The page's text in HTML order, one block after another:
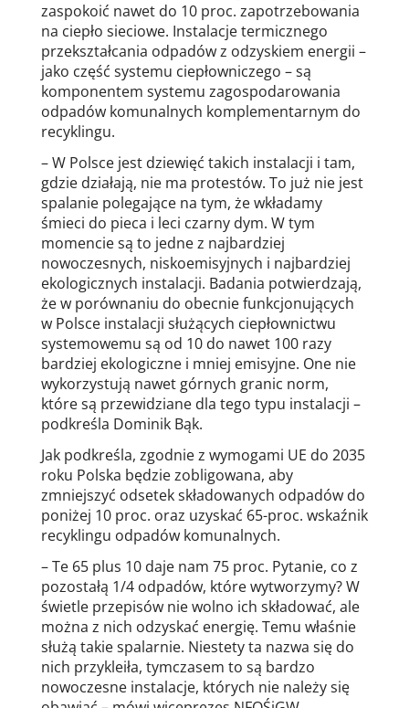
zaspokoić nawet do 10 proc. zapotrzebowania
na ciepło sieciowe. Instalacje termicznego
przekształcania odpadów z odzyskiem energii –
jako część systemu ciepłowniczego – są
komponentem systemu zagospodarowania
odpadów komunalnych komplementarnym do
recyklingu.
– W Polsce jest dziewięć takich instalacji i tam,
gdzie działają, nie ma protestów. To już nie jest
spalanie polegające na tym, że wkładamy
śmieci do pieca i leci czarny dym. W tym
momencie są to jedne z najbardziej
nowoczesnych, niskoemisyjnych i najbardziej
ekologicznych instalacji. Badania potwierdzają,
że w porównaniu do obecnie funkcjonujących
w Polsce instalacji służących ciepłownictwu
systemowemu są od 10 do nawet 100 razy
bardziej ekologiczne i mniej emisyjne. One nie
wykorzystują nawet górnych granic norm,
które są przewidziane dla tego typu instalacji –
podkreśla Dominik Bąk.
Jak podkreśla, zgodnie z wymogami UE do 2035
roku Polska będzie zobligowana, aby
zmniejszyć odsetek składowanych odpadów do
poniżej 10 proc. oraz uzyskać 65-proc. wskaźnik
recyklingu odpadów komunalnych.
– Te 65 plus 10 daje nam 75 proc. Pytanie, co z
pozostałą 1/4 odpadów, które wytworzymy? W
świetle przepisów nie wolno ich składować, ale
można z nich odzyskać energię. Temu właśnie
służą takie spalarnie. Niestety ta nazwa się do
nich przykleiła, tymczasem to są bardzo
nowoczesne instalacje, których nie należy się